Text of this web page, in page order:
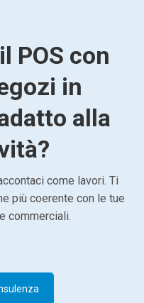
POS con
in
alla
come lavori. Ti
più coerente con le tue
commerciali.